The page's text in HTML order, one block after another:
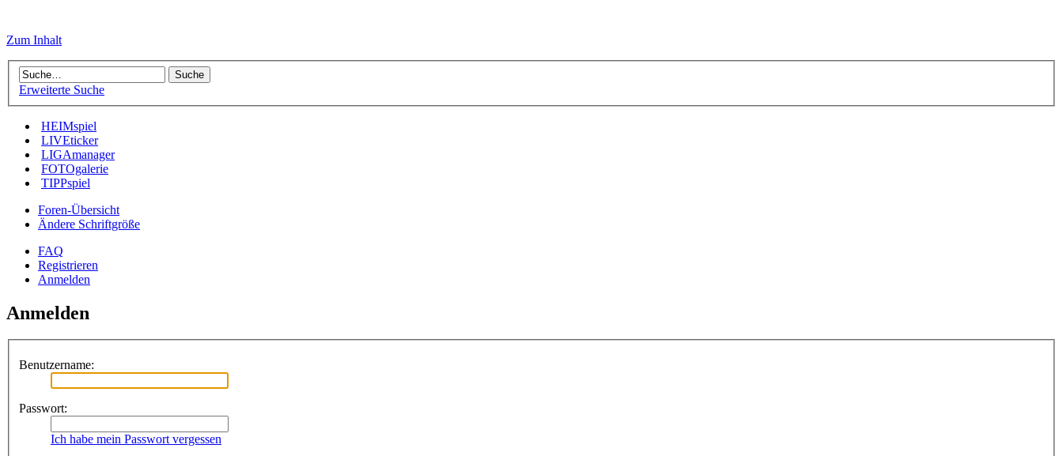
Zum Inhalt
Erweiterte Suche
HEIMspiel
LIVEticker
LIGAmanager
FOTOgalerie
TIPPspiel
Foren-Übersicht
Ändere Schriftgröße
FAQ
Registrieren
Anmelden
Anmelden
Benutzername:
Passwort:
Ich habe mein Passwort vergessen